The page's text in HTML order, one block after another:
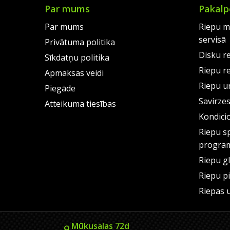
Par mums
Par mums
Privātuma politika
Sīkdatņu politika
Apmaksas veidi
Piegāde
Atteikuma tiesības
Riepu
servisā
Disku
Riepu
Riepu
Riepu
Riepu
Riepu
Riepas
Mūkusalas 72d